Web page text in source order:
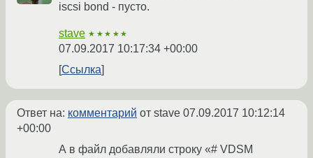
iscsi bond - пусто.
stave ★★★★★
07.09.2017 10:17:34 +00:00
Ссылка
Ответ на: комментарий от stave 07.09.2017 10:12:14
+00:00
А в файл добавляли строку «# VDSM